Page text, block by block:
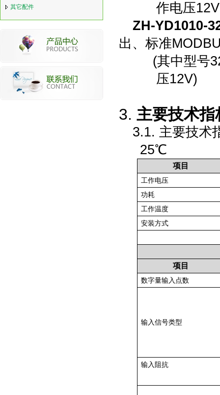
其它配件
作电压12V
ZH-YD1010-3
出、 标准
(其中型号3
压12V)
3. 主要技术指
3.1. 主要技术
25℃
项目
工作电压
功耗
工作温度
安装方式
项目
数字量输入点数
输入信号类型
输入阻抗